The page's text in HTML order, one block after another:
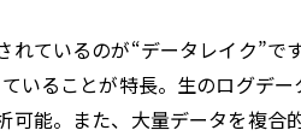
ているのが“データレイク”で
いることが特長。生のログデ
能。また、大量データを複合